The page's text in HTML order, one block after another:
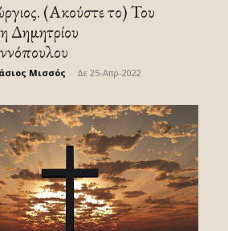
(Ακούστε το) Του
Δημητρίου
Μισσός Δε 25-Απρ-2022